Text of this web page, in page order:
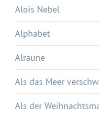
Alois Nebel
Alphabet
Alraune
Als das Meer
Als der